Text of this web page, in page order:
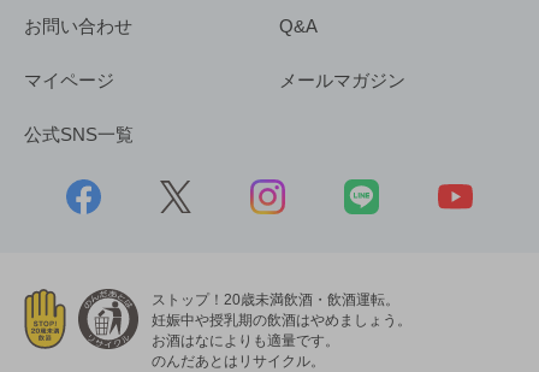
お問い合わせ Q&A
マイページ メールマガジン
公式SNS一覧
ストップ！20歳未満飲酒・飲酒運転。
妊娠中や授乳期の飲酒はやめましょう。
お酒はなによりも適量です。
のんだあとはリサイクル。